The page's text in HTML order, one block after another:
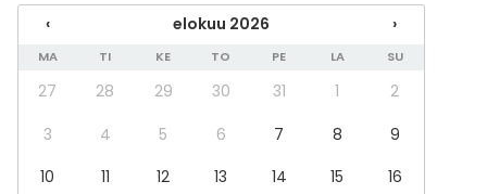
Saunailta
Illallinen / lounas
Kokous
Seminaari / konferenssi
Esitys / näytös
Mökkireissu / retriitti
‹ elokuu 2026 ›
MA TI KE TO PE LA SU
27 28 29 30 31 1
2
3
4 5 6 7 8
9
10
11 12 13 14 15
16